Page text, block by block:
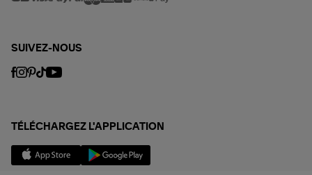
SUIVEZ-NOUS
TÉLÉCHARGEZ L'APPLICATION